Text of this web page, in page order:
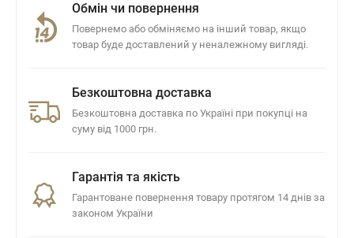
Обмін чи повернення
Повернемо або обміняємо на інший товар, якщо
товар буде доставлений у неналежному вигляді.
Безкоштовна доставка
Безкоштовна доставка по Україні при покупці на
суму від 1000 грн.
Гарантія та якість
Гарантоване повернення товару протягом 14 днів за
законом України